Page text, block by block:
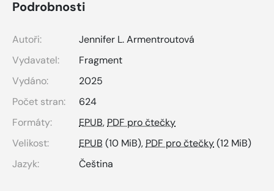
Podrobnosti
Autoři:
Jennifer L. Armentroutová
Vydavatel:
Fragment
Vydáno:
2025
Počet stran:
624
Formáty:
EPUB, PDF pro čtečky
Velikost:
EPUB (10 MiB), PDF pro čtečky(12 MiB)
Jazyk:
Čeština